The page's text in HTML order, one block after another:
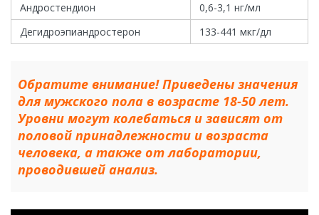
Андростендион
0,6-3,1 нг/мл
Дегидроэпиандростерон
133-441 мкг/дл
Обратите внимание! Приведены значения
для мужского пола в возрасте 18-50 лет.
Уровни могут колебаться и зависят от
половой принадлежности и возраста
человека, а также от лаборатории,
проводившей анализ.